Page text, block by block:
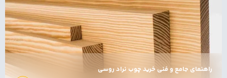
راهنمای جامع و فنی خرید چوب نراد روسی